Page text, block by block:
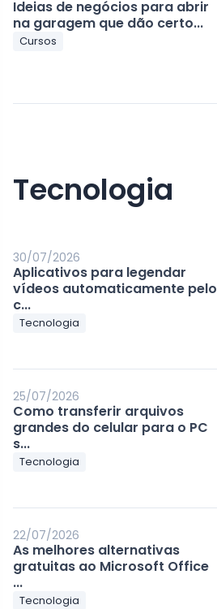
Ideias de negócios para abrir
na garagem que dão certo...
Cursos
Tecnologia
30/07/2026
Aplicativos para legendar
vídeos automaticamente pelo
c...
Tecnologia
25/07/2026
Como transferir arquivos
grandes do celular para o PC
s...
Tecnologia
22/07/2026
As melhores alternativas
gratuitas ao Microsoft Office
...
Tecnologia